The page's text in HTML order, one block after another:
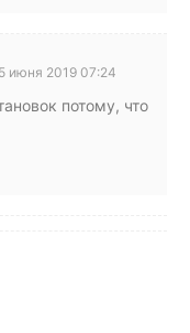
июня 2019 07:24
потому, что